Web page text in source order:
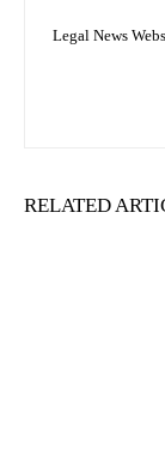
Legal News
RELATED